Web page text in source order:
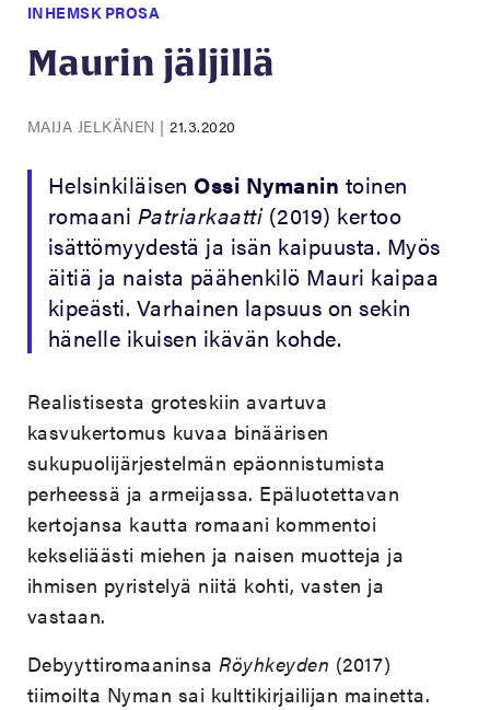
INHEMSK PROSA
Maurin jäljillä
MAIJA JELKÄNEN |21.3.2020
Helsinkiläisen Ossi Nymanin toinen
romaani Patriarkaatti (2019) kertoo
isättömyydestä ja isän kaipuusta. Myös
äitiä ja naista päähenkilö Mauri kaipaa
kipeästi. Varhainen lapsuus on sekin
hänelle ikuisen ikävän kohde.
Realistisesta groteskiin avartuva
kasvukertomus kuvaa binäärisen
sukupuolijärjestelmän epäonnistumista
perheessä ja armeijassa. Epäluotettavan
kertojansa kautta romaani kommentoi
kekseliäästi miehen ja naisen muotteja ja
ihmisen pyristelyä niitä kohti, vasten ja
vastaan.
DebyyttiromaaninsaRöyhkeyden (2017)
tiimoilta Nyman sai kulttikirjailijan mainetta.